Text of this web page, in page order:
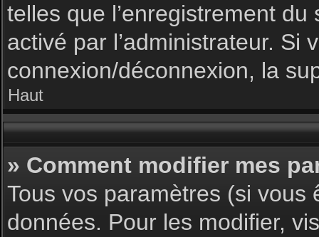
telles que l’enregistrement
activé par l’administrateur. Si
connexion/déconnexion, la
Haut
» Comment modifier mes
Tous vos paramètres (si
données. Pour les modifier,